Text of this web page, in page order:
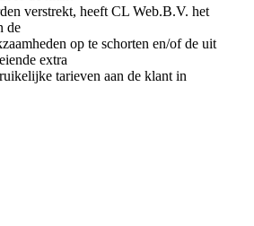
verstrekt, heeft CL Web.B.V. het
de
op te schorten en/of de uit
extra
tarieven aan de klant in